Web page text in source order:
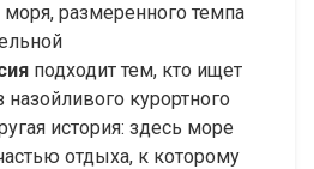
моря, размеренного темпа
подходит тем, кто ищет
курортного
история: здесь море
отдыха, к которому